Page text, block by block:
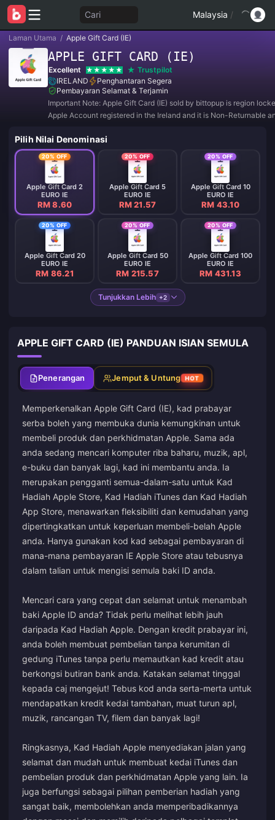
Cari Malaysia /
Laman Utama / Apple Gift Card (IE)
APPLE GIFT CARD (IE)
Excellent
Trustpilot
IRELAND
Penghantaran Segera
Pembayaran Selamat & Terjamin
Important Note: Apple Gift Card (IE) sold by bittopup is region
Apple Account registered in the Ireland and it is Non-Returnable
Pilih Nilai Denominasi
20% OFF
Apple Gift Card 2
EURO IE
RM 8.60
20% OFF
Apple Gift Card 5
EURO IE
RM 21.57
20% OFF
Apple Gift Card 10
EURO IE
RM 43.10
20% OFF
Apple Gift Card 20
EURO IE
RM 86.21
20% OFF
Apple Gift Card 50
EURO IE
RM 215.57
20% OFF
Apple Gift Card 100
EURO IE
RM 431.13
Tunjukkan Lebih +2
APPLE GIFT CARD (IE) PANDUAN ISIAN SEMULA
Penerangan Jemput & Untung HOT
Memperkenalkan Apple Gift Card (IE), kad prabayar
serba boleh yang membuka dunia kemungkinan untuk
membeli produk dan perkhidmatan Apple. Sama ada
anda sedang mencari komputer riba baharu, muzik, apl,
e-buku dan banyak lagi, kad ini membantu anda. Ia
merupakan pengganti semua-dalam-satu untuk Kad
Hadiah Apple Store, Kad Hadiah iTunes dan Kad Hadiah
App Store, menawarkan fleksibiliti dan kemudahan yang
dipertingkatkan untuk keperluan membeli-belah Apple
anda. Hanya gunakan kod kad sebagai pembayaran di
mana-mana pembayaran IE Apple Store atau tebusnya
dalam talian untuk mengisi semula baki ID anda.
Mencari cara yang cepat dan selamat untuk menambah
baki Apple ID anda? Tidak perlu melihat lebih jauh
daripada Kad Hadiah Apple. Dengan kredit prabayar ini,
anda boleh membuat pembelian tanpa kerumitan di
gedung iTunes tanpa perlu memautkan kad kredit atau
berkongsi butiran bank anda. Katakan selamat tinggal
kepada caj mengejut! Tebus kod anda serta-merta untuk
mendapatkan kredit kedai tambahan, muat turun apl,
muzik, rancangan TV, filem dan banyak lagi!
Ringkasnya, Kad Hadiah Apple menyediakan jalan yang
selamat dan mudah untuk membuat kedai iTunes dan
pembelian produk dan perkhidmatan Apple yang lain. Ia
juga berfungsi sebagai pilihan pemberian hadiah yang
sangat baik, membolehkan anda memperibadikannya